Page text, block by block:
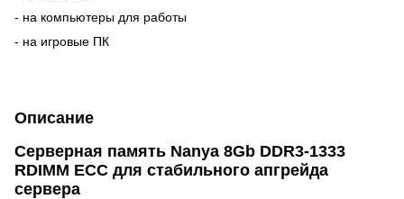
- на компьютеры для работы
- на игровые ПК
Описание
Серверная память Nanya 8Gb DDR3-1333
RDIMM ECC для стабильного апгрейда
сервера